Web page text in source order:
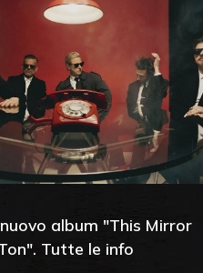
album "This Mirror
Tutte le info